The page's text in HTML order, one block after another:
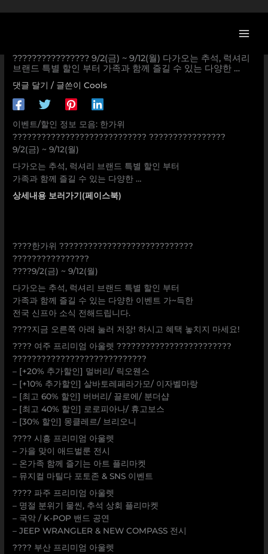
로
???????????????? 9/2(금) ~ 9/12(월) 다가오는 추석, 럭셔리
브랜드 특별 할인 부터 가족과 함께 즐길 수 있는 다양한 …
댓글 달기 / 글쓴이Cools
이벤트/할인 정보 모음: 한가위
???????????????????????????? ????????????????
9/2(금) ~ 9/12(월)
다가오는 추석, 럭셔리 브랜드 특별 할인 부터
가족과 함께 즐길 수 있는 다양한 …
상세내용 보러가기(페이스북)
????한가위 ????????????????????????????
????????????????
????9/2(금) ~ 9/12(월)
다가오는 추석, 럭셔리 브랜드 특별 할인 부터
가족과 함께 즐길 수 있는 다양한 이벤트 가~득한
전국 신프아 소식 전해드립니다.
????지금 오른쪽 아래 눌러 저장! 하시고 혜택 놓치지 마세요!
???? 여주 프리미엄 아울렛 ????????????????????????
????????????????????????????
– [+20% 추가할인] 멀버리/ 릭오웬스
– [+10% 추가할인] 살바토레페라가모/ 이자벨마랑
– [최고 60% 할인] 버버리/ 끌로에/ 분더샵
– [최고 40% 할인] 로로피아나/ 휴고보스
– [30% 할인] 몽클레르/ 브리오니
???? 시흥 프리미엄 아울렛
– 가을 맞이 애드벌룬 전시
– 온가족 함께 즐기는 아트 플리마켓
– 뮤지컬 마틸다 포토존 & SNS 이벤트
???? 파주 프리미엄 아울렛
– 명절 분위기 물씬, 추석 상회 플리마켓
– 국악 / K-POP 밴드 공연
– JEEP WRANGLER & NEW COMPASS 전시
???? 부산 프리미엄 아울렛